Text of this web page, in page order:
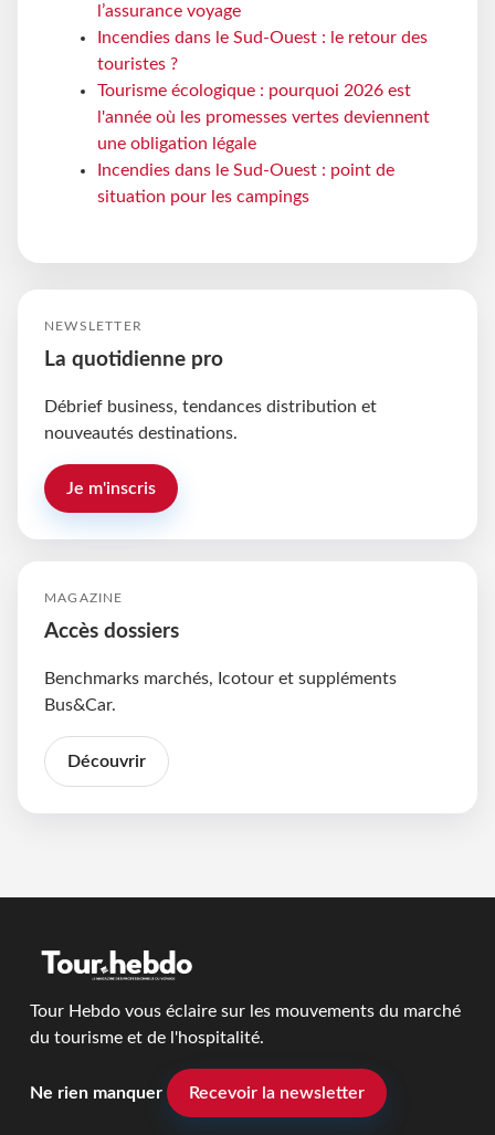
l’assurance voyage
Incendies dans le Sud-Ouest : le retour des
touristes ?
Tourisme écologique : pourquoi 2026 est
l'année où les promesses vertes deviennent
une obligation légale
Incendies dans le Sud-Ouest : point de
situation pour les campings
NEWSLETTER
La quotidienne pro
Débrief business, tendances distribution et
nouveautés destinations.
Je m'inscris
MAGAZINE
Accès dossiers
Benchmarks marchés, Icotour et suppléments
Bus&Car.
Découvrir
Tour Hebdo vous éclaire sur les mouvements du marché
du tourisme et de l'hospitalité.
Ne rien manquer Recevoir la newsletter